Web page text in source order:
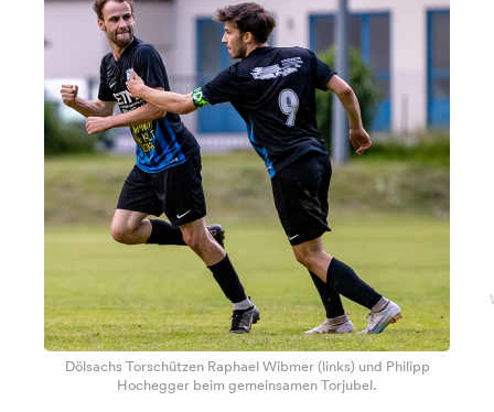
Dölsachs Torschützen Raphael Wibmer (links) und Philipp
Hochegger beim gemeinsamen Torjubel.